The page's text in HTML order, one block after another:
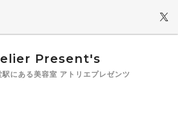
Present's
にある美容室 アトリエプレゼンツ